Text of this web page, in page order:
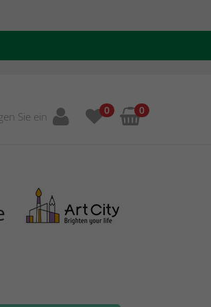
Sie ein 0 0